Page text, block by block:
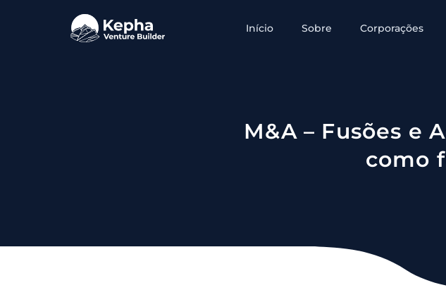
Início Sobre Corporações
M&A – Fusões e
como